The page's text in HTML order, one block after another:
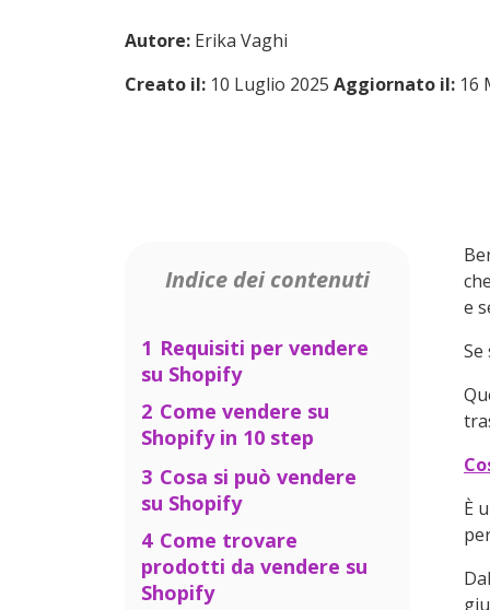
Autore: Erika Vaghi
Creato il: 10 Luglio 2025 Aggiornato il: 16
Indice dei contenuti
1 Requisiti per vendere
su Shopify
2 Come vendere su
Shopify in 10 step
2.1 Studiare il
mercato
2.2
Ottenere un
indirizzo web
personalizzato
3 Cosa si può vendere
su Shopify
4 Come trovare
prodotti da vendere su
Shopify
e
È